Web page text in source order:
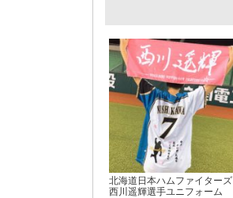
北海道日本ハムファイターズ
西川遥輝選手ユニフォーム